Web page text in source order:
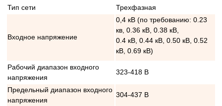
Тип сети
Трехфазная
Входное напряжение
0,4 кВ (по требованию: 0.23
кв, 0.36 кВ, 0.38 кВ,
0.4 кВ, 0.44 кВ, 0.50 кВ, 0.52
кВ, 0.69 кВ)
Рабочий диапазон входного
напряжения
323-418 В
Предельный диапазон входного
напряжения
304-437 В